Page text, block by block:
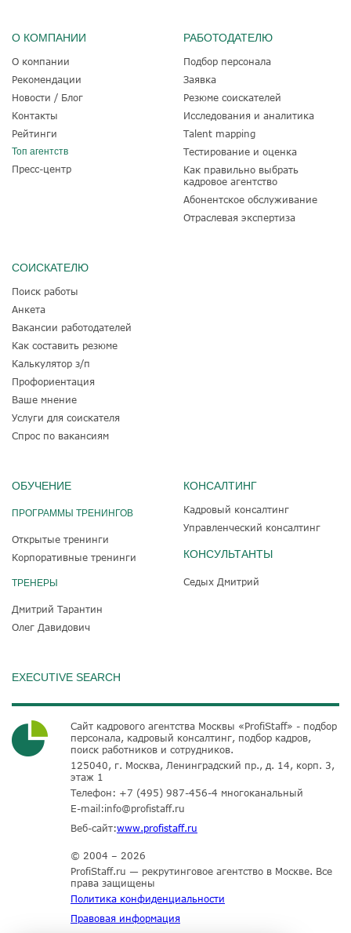
О КОМПАНИИ
О компании
Рекомендации
Новости / Блог
Контакты
Рейтинги
Топ агентств
Пресс-центр
РАБОТОДАТЕЛЮ
Подбор персонала
Заявка
Резюме соискателей
Исследования и аналитика
Talent mapping
Тестирование и оценка
Как правильно выбрать
кадровое агентство
Абонентское обслуживание
Отраслевая экспертиза
СОИСКАТЕЛЮ
Поиск работы
Анкета
Вакансии работодателей
Как составить резюме
Калькулятор з/п
Профориентация
Ваше мнение
Услуги для соискателя
Спрос по вакансиям
ОБУЧЕНИЕ
ПРОГРАММЫ ТРЕНИНГОВ
Открытые тренинги
Корпоративные тренинги
ТРЕНЕРЫ
Дмитрий Тарантин
Олег Давидович
КОНСАЛТИНГ
Кадровый консалтинг
Управленческий консалтинг
КОНСУЛЬТАНТЫ
Седых Дмитрий
EXECUTIVE SEARCH
Сайт кадрового агентства Москвы «ProfiStaff» - подбор
персонала, кадровый консалтинг, подбор кадров,
поиск работников и сотрудников.
125040, г. Москва, Ленинградский пр., д. 14, корп. 3,
этаж 1
Телефон: +7 (495) 987-456-4 многоканальный
E-mail:info@profistaff.ru
Веб-сайт:www.profistaff.ru
© 2004 – 2026
ProfiStaff.ru — рекрутинговое агентство в Москве. Все
права защищены
Политика конфиденциальности
Правовая информация